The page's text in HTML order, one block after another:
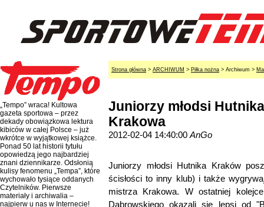
„Tempo” wraca! Kultowa
gazeta sportowa – przez
dekady obowiązkowa lektura
kibiców w całej Polsce – już
wkrótce w wyjątkowej książce.
Ponad 50 lat historii tytułu
opowiedzą jego najbardziej
znani dziennikarze. Odsłonią
kulisy fenomenu „Tempa”, które
wychowało tysiące oddanych
Czytelników. Pierwsze
materiały i archiwalia –
najpierw u nas w Internecie!
Strona główna > ARCHIWUM > Piłka nożna > Archiwum >
Juniorzy młodsi
Krakowa
2012-02-04 14:40:00 AnGo
Juniorzy młodsi Hutnika Kraków
ścisłości to inny klub) i także
mistrza Krakowa. W ostatniej
Dąbrowskiego okazali się lepsi od